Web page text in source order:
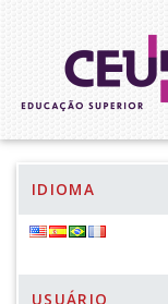
IDIOMA
USUÁRIO